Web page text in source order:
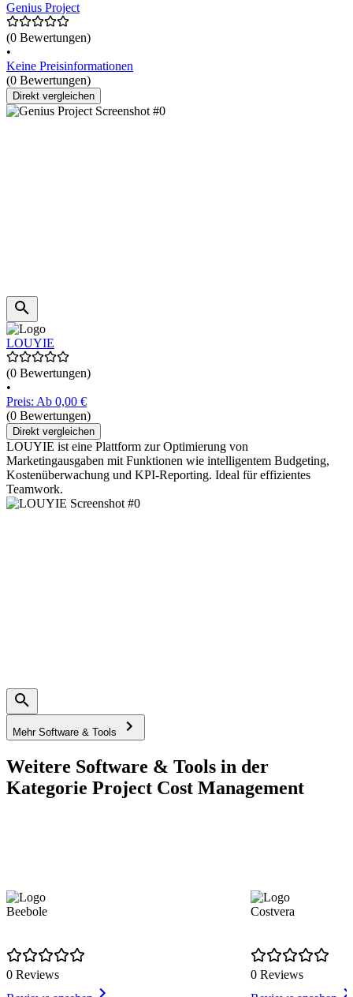
Genius Project
(0 Bewertungen)
•
Keine Preisinformationen
(0 Bewertungen)
Direkt vergleichen
LOUYIE
(0 Bewertungen)
•
Preis: Ab 0,00 €
(0 Bewertungen)
Direkt vergleichen
LOUYIE ist eine Plattform zur Optimierung von
Marketingausgaben mit Funktionen wie intelligentem Budgeting,
Kostenüberwachung und KPI-Reporting. Ideal für effizientes
Teamwork.
Mehr Software & Tools
Weitere Software & Tools in der
Kategorie Project Cost Management
Beebole
0 Reviews
Costvera
0 Reviews